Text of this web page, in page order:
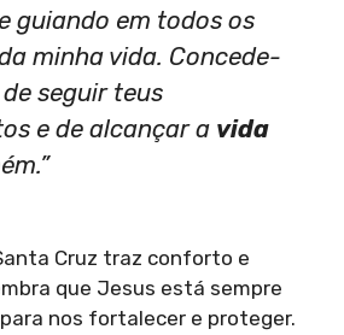
guiando em todos os
minha vida. Concede-
seguir teus
e de alcançar a vida
Cruz traz conforto e
que Jesus está sempre
nos fortalecer e proteger.